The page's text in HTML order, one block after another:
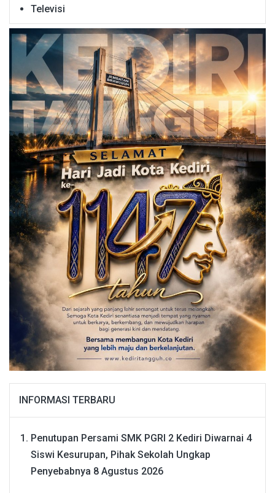
Televisi
INFORMASI TERBARU
Penutupan Persami SMK PGRI 2 Kediri Diwarnai 4
Siswi Kesurupan, Pihak Sekolah Ungkap
Penyebabnya 8 Agustus 2026